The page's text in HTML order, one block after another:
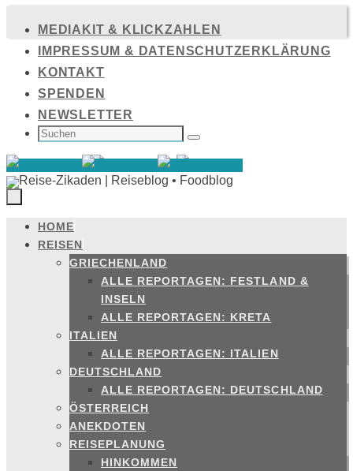
Inhalt
springen
MEDIAKIT & KLICKZAHLEN
IMPRESSUM & DATENSCHUTZERKLÄRUNG
KONTAKT
SPENDEN
NEWSLETTER
SUCHEN
NACH: Suchen
Zum
Inhalt
springen
HOME
REISEN
GRIECHENLAND
ALLE REPORTAGEN: FESTLAND &
INSELN
ALLE REPORTAGEN: KRETA
ITALIEN
ALLE REPORTAGEN: ITALIEN
DEUTSCHLAND
ALLE REPORTAGEN: DEUTSCHLAND
ÖSTERREICH
ANEKDOTEN
REISEPLANUNG
HINKOMMEN